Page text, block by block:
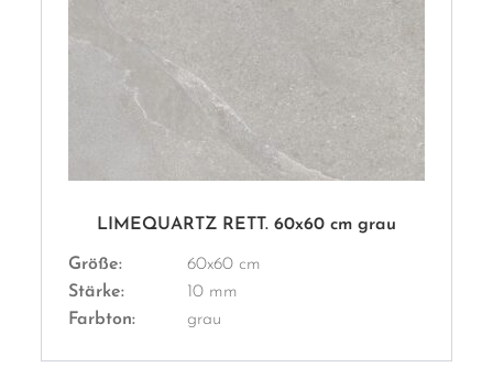
LIMEQUARTZ RETT. 60x60 cm grau
Größe:
60x60 cm
Stärke:
10 mm
Farbton:
grau